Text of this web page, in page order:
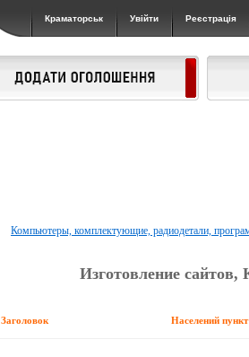
Краматорськ Увійти Реєстрація
Компьютеры, комплектующие, радиодетали,
Изготовление сайтов,
Заголовок Населений пункт